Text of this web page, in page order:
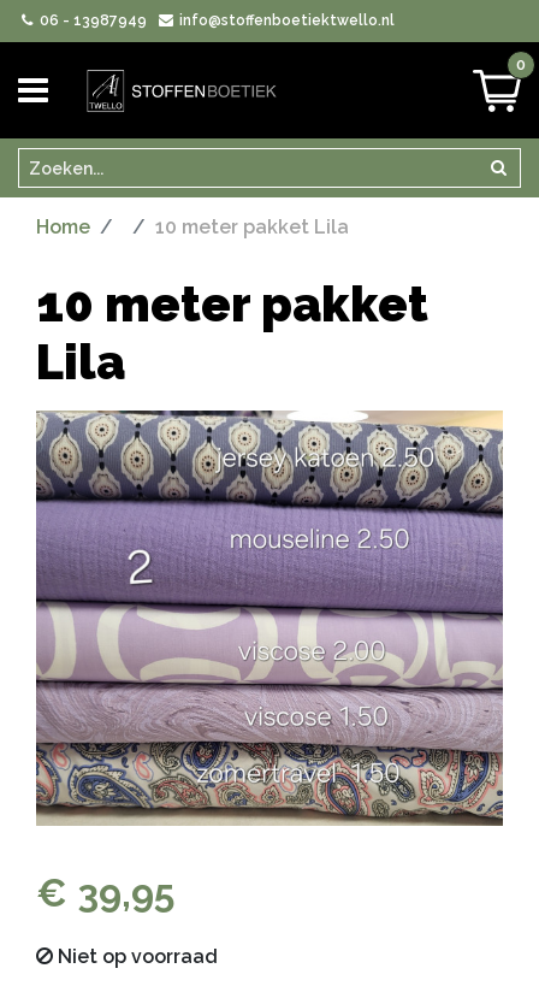
06 - 13987949 info@stoffenboetiektwello.nl
0
Zoeken
Home 10 meter pakket Lila
10 meter pakket
Lila
€ 39,95
Niet op voorraad